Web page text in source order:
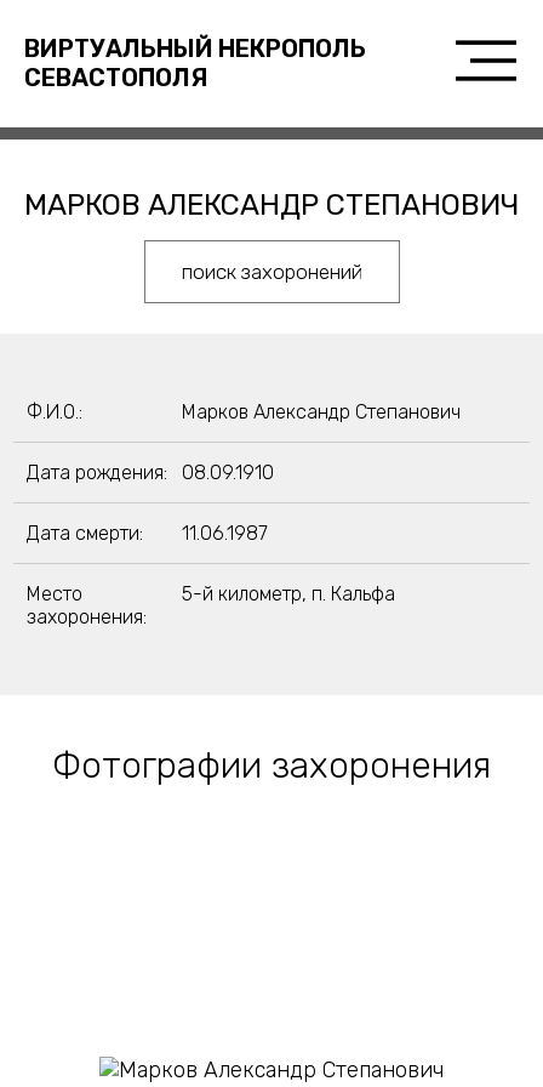
ВИРТУАЛЬНЫЙ НЕКРОПОЛЬ
СЕВАСТОПОЛЯ
МАРКОВ АЛЕКСАНДР СТЕПАНОВИЧ
поиск захоронений
Ф.И.О.: Марков Александр Степанович
Дата рождения: 08.09.1910
Дата смерти: 11.06.1987
Место
захоронения:
5-й километр, п. Кальфа
Фотографии захоронения